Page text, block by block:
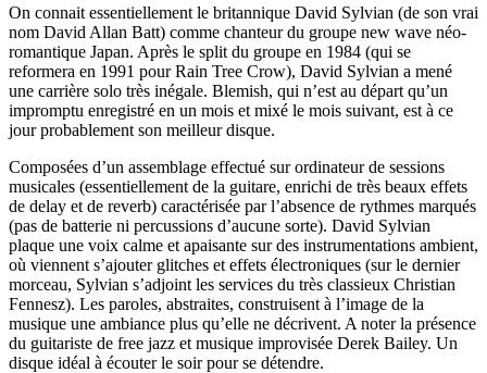
On connait essentiellement le britannique David Sylvian (de son vrai
nom David Allan Batt) comme chanteur du groupe new wave néo-
romantique Japan. Après le split du groupe en 1984 (qui se
reformera en 1991 pour Rain Tree Crow), David Sylvian a mené
une carrière solo très inégale. Blemish, qui n’est au départ qu’un
impromptu enregistré en un mois et mixé le mois suivant, est à ce
jour probablement son meilleur disque.
Composées d’un assemblage effectué sur ordinateur de sessions
musicales (essentiellement de la guitare, enrichi de très beaux effets
de delay et de reverb) caractérisée par l’absence de rythmes marqués
(pas de batterie ni percussions d’aucune sorte). David Sylvian
plaque une voix calme et apaisante sur des instrumentations ambient,
où viennent s’ajouter glitches et effets électroniques (sur le dernier
morceau, Sylvian s’adjoint les services du très classieux Christian
Fennesz). Les paroles, abstraites, construisent à l’image de la
musique une ambiance plus qu’elle ne décrivent. A noter la présence
du guitariste de free jazz et musique improvisée Derek Bailey. Un
disque idéal à écouter le soir pour se détendre.